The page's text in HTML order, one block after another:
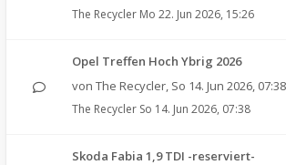
The Recycler Mo 22. Jun 2026, 15:26
Opel Treffen Hoch Ybrig 2026
von The Recycler, So 14. Jun 2026, 07:38
The Recycler So 14. Jun 2026, 07:38
Skoda Fabia 1,9 TDI -reserviert-